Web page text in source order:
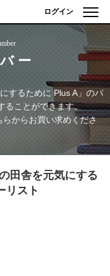
ログイン
ー
るために Plus A」 のバ
ることができます。
からお買い求めくださ
田舎を元気にする
リスト